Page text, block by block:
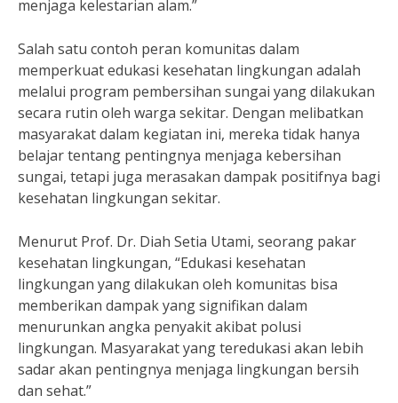
menjaga kelestarian alam.”
Salah satu contoh peran komunitas dalam
memperkuat edukasi kesehatan lingkungan adalah
melalui program pembersihan sungai yang dilakukan
secara rutin oleh warga sekitar. Dengan melibatkan
masyarakat dalam kegiatan ini, mereka tidak hanya
belajar tentang pentingnya menjaga kebersihan
sungai, tetapi juga merasakan dampak positifnya bagi
kesehatan lingkungan sekitar.
Menurut Prof. Dr. Diah Setia Utami, seorang pakar
kesehatan lingkungan, “Edukasi kesehatan
lingkungan yang dilakukan oleh komunitas bisa
memberikan dampak yang signifikan dalam
menurunkan angka penyakit akibat polusi
lingkungan. Masyarakat yang teredukasi akan lebih
sadar akan pentingnya menjaga lingkungan bersih
dan sehat.”